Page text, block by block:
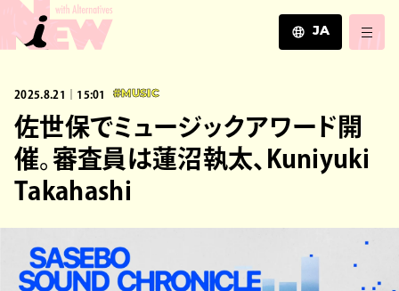
JA
ZH
2025.8.21｜15:01 #MUSIC
佐世保でミュージックアワード開
催。審査員は蓮沼執太、Kuniyuki
Takahashi